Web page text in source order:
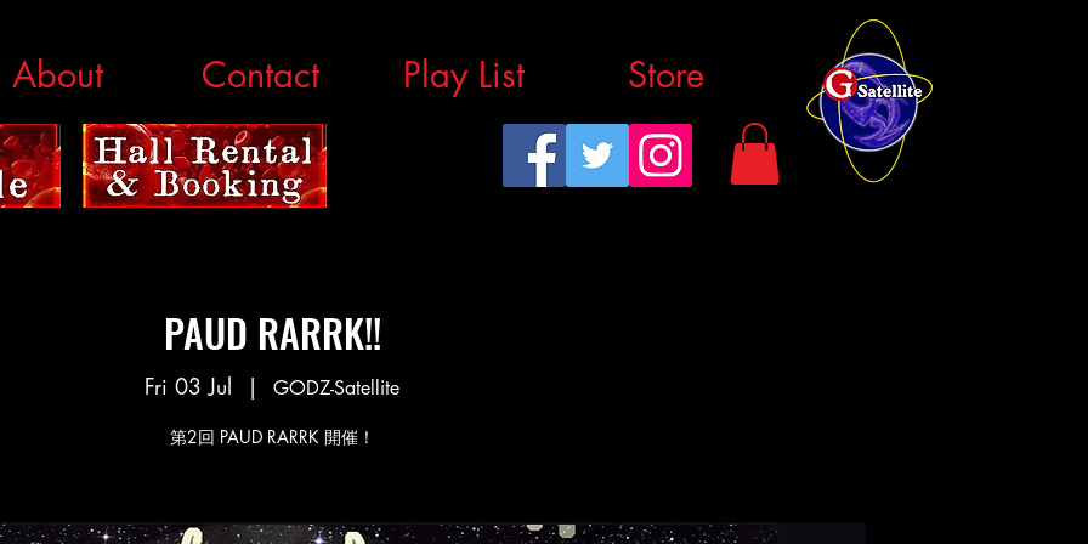
About Contact Play List Store
PAUD RARRK!!
Fri 03 Jul
  |
GODZ-Satellite
第2回 PAUD RARRK 開催！